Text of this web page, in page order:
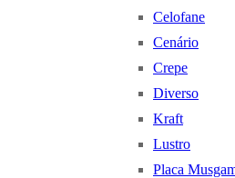
Celofane
Cenário
Crepe
Diverso
Kraft
Lustro
Placa